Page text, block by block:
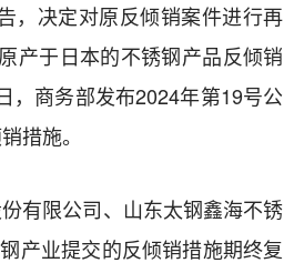
，决定对原反倾销案件进行再
产于日本的不锈钢产品反倾销
， 商务部发布2024年第19号公
措施。
有限公司、山东太钢鑫海不锈
产业提交的反倾销措施期终复